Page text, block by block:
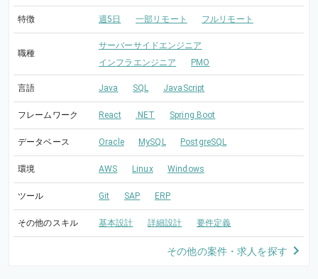
特徴 週5日 一部リモート フルリモート
職種
サーバーサイドエンジニア
インフラエンジニア
PMO
言語 Java SQL JavaScript
フレームワーク React .NET Spring Boot
データベース Oracle MySQL PostgreSQL
環境 AWS Linux Windows
ツール Git SAP ERP
その他のスキル 基本設計 詳細設計 要件定義
その他の案件・求人を探す